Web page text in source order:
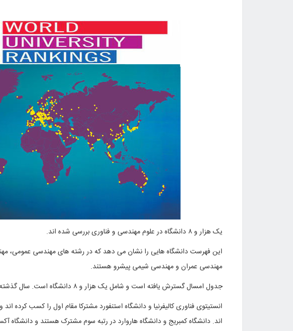
یک هزار و ۸ دانشگاه در علوم مهندسی و فناوری بررسی شده اند.
این فهرست دانشگاه هایی را نشان می دهد که در رشته های مهندسی عمومی،
مهندسی عمران و مهندسی شیمی پیشرو هستند.
جدول امسال گسترش یافته است و شامل یک هزار و ۸ دانشگاه است. سال گذشته ۹۰۳ دانشگاه در فهرست بودند.
انستیتوی فناوری کالیفرنیا و دانشگاه استنفورد مشترکا مقام اول را کسب کرده
اند. دانشگاه کمبریج و دانشگاه هاروارد در رتبه سوم مشترک هستند و دانشگاه